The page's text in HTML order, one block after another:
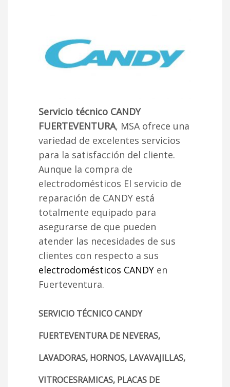
Servicio técnico CANDY
FUERTEVENTURA, MSA ofrece una
variedad de excelentes servicios
para la satisfacción del cliente.
Aunque la compra de
electrodomésticos El servicio de
reparación de CANDY está
totalmente equipado para
asegurarse de que pueden
atender las necesidades de sus
clientes con respecto a sus
electrodomésticos CANDY en
Fuerteventura.
SERVICIO TÉCNICO CANDY
FUERTEVENTURA DE NEVERAS,
LAVADORAS, HORNOS, LAVAVAJILLAS,
VITROCESRAMICAS, PLACAS DE